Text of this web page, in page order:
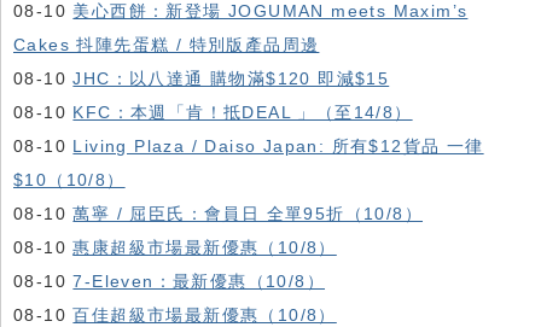
08-10 美心西餅：新登場 JOGUMAN meets Maxim’s
Cakes 抖陣先蛋糕 / 特別版產品周邊
08-10JHC：以八達通 購物滿$120 即減$15
08-10 KFC ：本週「肯！抵DEAL 」（至14/8）
08-10 Living Plaza / Daiso Japan: 所有$12貨品 一律
$10（10/8）
08-10萬寧 / 屈臣氏：會員日 全單95折（10/8）
08-10惠康超級市場最新優惠（10/8）
08-107-Eleven：最新優惠（10/8）
08-10百佳超級市場最新優惠（10/8）